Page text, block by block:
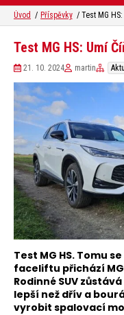
Úvod Příspěvky Test MG
Test MG HS: Umí
21. 10. 2024 martin
Test MG HS. Tomu
faceliftu přichází
Rodinné SUV
lepší než dřív a
vyrobit spalovací